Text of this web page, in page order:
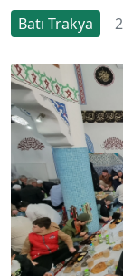
Batı Trakya